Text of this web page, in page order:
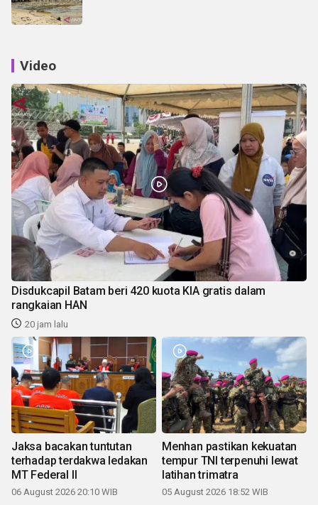
Video
Disdukcapil Batam beri 420 kuota KIA gratis dalam
rangkaian HAN
20 jam lalu
Jaksa bacakan tuntutan
terhadap terdakwa ledakan
MT Federal II
06 August 2026 20:10 WIB
Menhan pastikan kekuatan
tempur TNI terpenuhi lewat
latihan trimatra
05 August 2026 18:52 WIB